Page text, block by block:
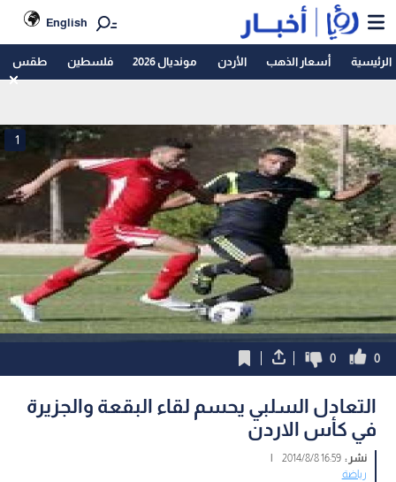
English
الرئيسية أسعار الذهب الأردن مونديال 2026 فلسطين طقس
1
0
0
التعادل السلبي يحسم لقاء البقعة والجزيرة
في كأس الاردن
نشر :16:59 2014/8/8
|
رياضة